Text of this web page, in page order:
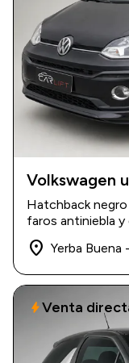
2017 83.000 km
$
Volkswagen
Hatchback
faros antiniebla y
place Yerba Buena
boltVenta